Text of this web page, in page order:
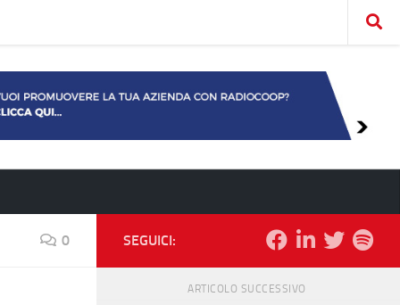
0 SEGUICI:
ARTICOLO SUCCESSIVO